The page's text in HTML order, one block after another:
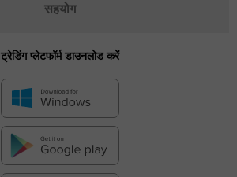
सहयोग
ट्रेडिंग प्लेटफॉर्म डाउनलोड करें